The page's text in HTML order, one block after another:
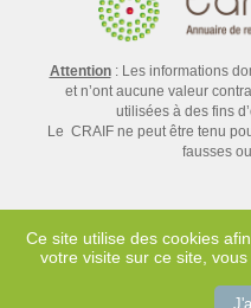
Attention: Les informations
et n’ont aucune valeur
utilisées à des fins
Le CRAIF ne peut être tenu
fausses
Ce site utilise des cookies
votre visite sur ce site,